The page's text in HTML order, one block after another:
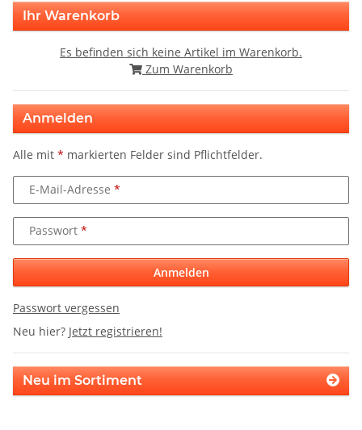
Ihr Warenkorb
Es befinden sich keine Artikel im Warenkorb.
Zum Warenkorb
Anmelden
Alle mit * markierten Felder sind Pflichtfelder.
E-Mail-Adresse
Passwort
Anmelden
Passwort vergessen
Neu hier? Jetzt registrieren!
Neu im Sortiment